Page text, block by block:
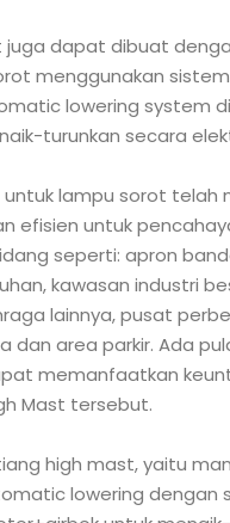
juga dapat dibuat
menggunakan
lowering system
turunkan secara
untuk lampu sorot telah
efisien untuk
seperti: apron
kawasan industri
lainnya, pusat
dan area parkir. Ada
memanfaatkan
Mast tersebut.
high mast, yaitu
lowering dengan